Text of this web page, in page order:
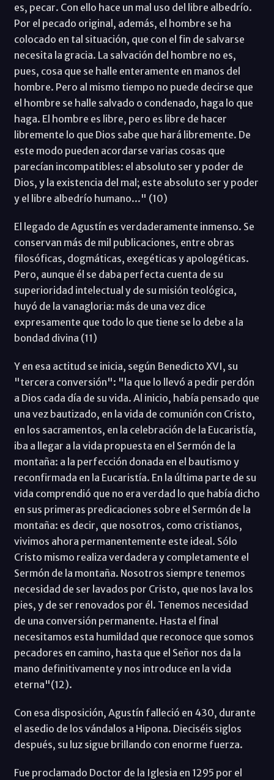
es, pecar. Con ello hace un mal uso del libre albedrío.
Por el pecado original, además, el hombre se ha
colocado en tal situación, que con el fin de salvarse
necesita la gracia. La salvación del hombre no es,
pues, cosa que se halle enteramente en manos del
hombre. Pero al mismo tiempo no puede decirse que
el hombre se halle salvado o condenado, haga lo que
haga. El hombre es libre, pero es libre de hacer
libremente lo que Dios sabe que hará libremente. De
este modo pueden acordarse varias cosas que
parecían incompatibles: el absoluto ser y poder de
Dios, y la existencia del mal; este absoluto ser y poder
y el libre albedrío humano..." (10)
El legado de Agustín es verdaderamente inmenso. Se
conservan más de mil publicaciones, entre obras
filosóficas, dogmáticas, exegéticas y apologéticas.
Pero, aunque él se daba perfecta cuenta de su
superioridad intelectual y de su misión teológica,
huyó de la vanagloria: más de una vez dice
expresamente que todo lo que tiene se lo debe a la
bondad divina (11)
Y en esa actitud se inicia, según Benedicto XVI, su
"tercera conversión": "la que lo llevó a pedir perdón
a Dios cada día de su vida. Al inicio, había pensado que
una vez bautizado, en la vida de comunión con Cristo,
en los sacramentos, en la celebración de la Eucaristía,
iba a llegar a la vida propuesta en el Sermón de la
montaña: a la perfección donada en el bautismo y
reconfirmada en la Eucaristía. En la última parte de su
vida comprendió que no era verdad lo que había dicho
en sus primeras predicaciones sobre el Sermón de la
montaña: es decir, que nosotros, como cristianos,
vivimos ahora permanentemente este ideal. Sólo
Cristo mismo realiza verdadera y completamente el
Sermón de la montaña. Nosotros siempre tenemos
necesidad de ser lavados por Cristo, que nos lava los
pies, y de ser renovados por él. Tenemos necesidad
de una conversión permanente. Hasta el final
necesitamos esta humildad que reconoce que somos
pecadores en camino, hasta que el Señor nos da la
mano definitivamente y nos introduce en la vida
eterna"(12).
Con esa disposición, Agustín falleció en 430, durante
el asedio de los vándalos a Hipona. Dieciséis siglos
después, su luz sigue brillando con enorme fuerza.
Fue proclamado Doctor de la Iglesia en 1295 por el